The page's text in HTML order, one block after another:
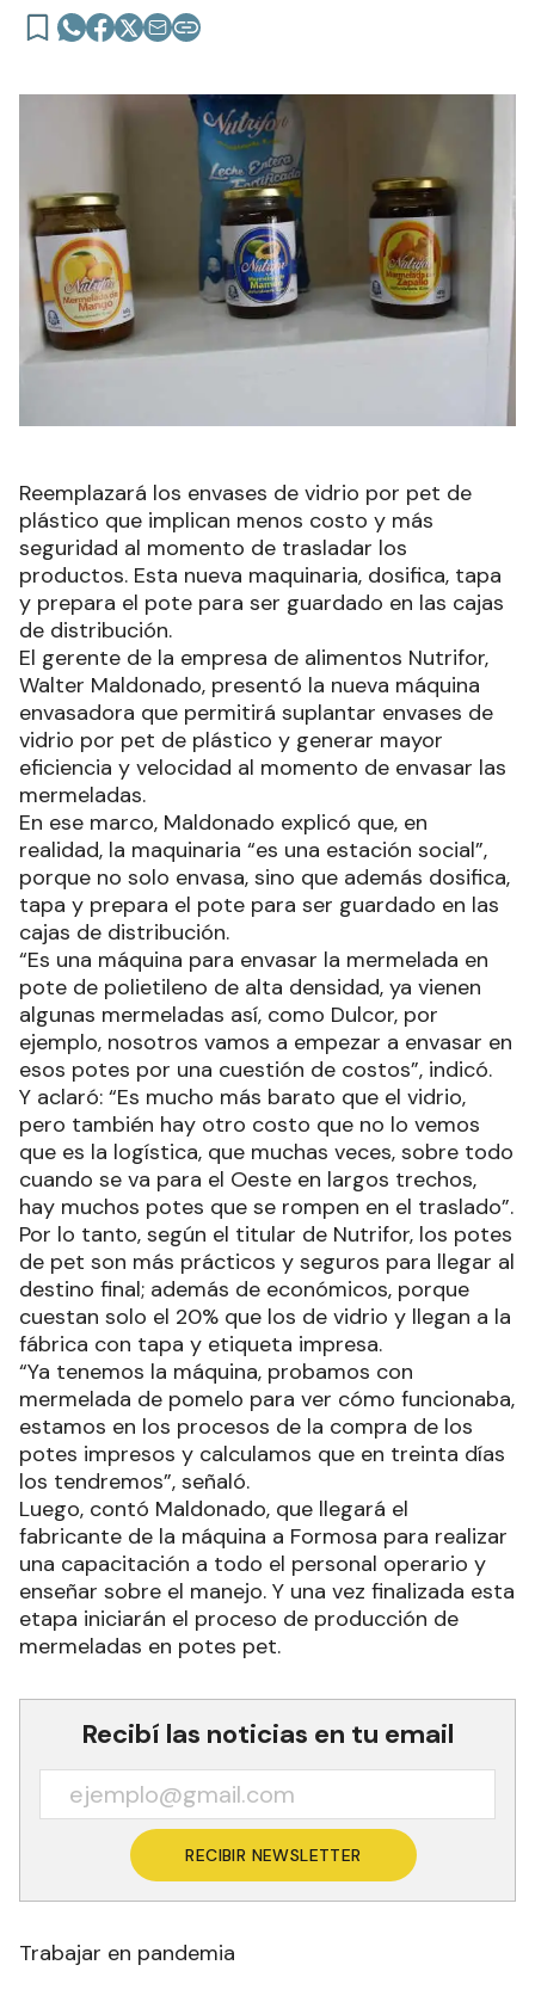
Reemplazará los envases de vidrio por pet de
plástico que implican menos costo y más
seguridad al momento de trasladar los
productos. Esta nueva maquinaria, dosifica, tapa
y prepara el pote para ser guardado en las cajas
de distribución.
El gerente de la empresa de alimentos Nutrifor,
Walter Maldonado, presentó la nueva máquina
envasadora que permitirá suplantar envases de
vidrio por pet de plástico y generar mayor
eficiencia y velocidad al momento de envasar las
mermeladas.
En ese marco, Maldonado explicó que, en
realidad, la maquinaria “es una estación social”,
porque no solo envasa, sino que además dosifica,
tapa y prepara el pote para ser guardado en las
cajas de distribución.
“Es una máquina para envasar la mermelada en
pote de polietileno de alta densidad, ya vienen
algunas mermeladas así, como Dulcor, por
ejemplo, nosotros vamos a empezar a envasar en
esos potes por una cuestión de costos”, indicó.
Y aclaró: “Es mucho más barato que el vidrio,
pero también hay otro costo que no lo vemos
que es la logística, que muchas veces, sobre todo
cuando se va para el Oeste en largos trechos,
hay muchos potes que se rompen en el traslado”.
Por lo tanto, según el titular de Nutrifor, los potes
de pet son más prácticos y seguros para llegar al
destino final; además de económicos, porque
cuestan solo el 20% que los de vidrio y llegan a la
fábrica con tapa y etiqueta impresa.
“Ya tenemos la máquina, probamos con
mermelada de pomelo para ver cómo funcionaba,
estamos en los procesos de la compra de los
potes impresos y calculamos que en treinta días
los tendremos”, señaló.
Luego, contó Maldonado, que llegará el
fabricante de la máquina a Formosa para realizar
una capacitación a todo el personal operario y
enseñar sobre el manejo. Y una vez finalizada esta
etapa iniciarán el proceso de producción de
mermeladas en potes pet.
Recibí las noticias en tu email
RECIBIR NEWSLETTER
Trabajar en pandemia